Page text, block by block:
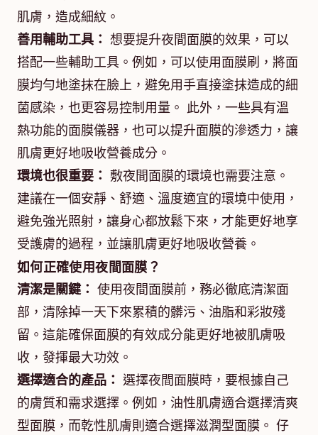
肌膚，造成細紋。
善用輔助工具： 想要提升夜間面膜的效果，可以
搭配一些輔助工具。例如，可以使用面膜刷，將面
膜均勻地塗抹在臉上，避免用手直接塗抹造成的細
菌感染，也更容易控制用量。 此外，一些具有溫
熱功能的面膜儀器，也可以提升面膜的滲透力，讓
肌膚更好地吸收營養成分。
環境也很重要： 敷夜間面膜的環境也需要注意。
建議在一個安靜、舒適、溫度適宜的環境中使用，
避免強光照射，讓身心都放鬆下來，才能更好地享
受護膚的過程，並讓肌膚更好地吸收營養。
如何正確使用夜間面膜？
清潔是關鍵： 使用夜間面膜前，務必徹底清潔面
部，清除掉一天下來累積的髒污、油脂和彩妝殘
留。這能確保面膜的有效成分能更好地被肌膚吸
收，發揮最大功效。
選擇適合的產品： 選擇夜間面膜時，要根據自己
的膚質和需求選擇。例如，油性肌膚適合選擇清爽
型面膜，而乾性肌膚則適合選擇滋潤型面膜。 仔